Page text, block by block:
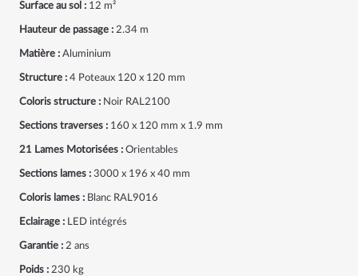
Surface au sol : 12 m²
Hauteur de passage : 2.34 m
Matière : Aluminium
Structure : 4 Poteaux 120 x 120 mm
Coloris structure : Noir RAL2100
Sections traverses : 160 x 120 mm x 1.9 mm
21 Lames Motorisées : Orientables
Sections lames : 3000 x 196 x 40 mm
Coloris lames : Blanc RAL9016
Eclairage : LED intégrés
Garantie : 2 ans
Poids : 230 kg